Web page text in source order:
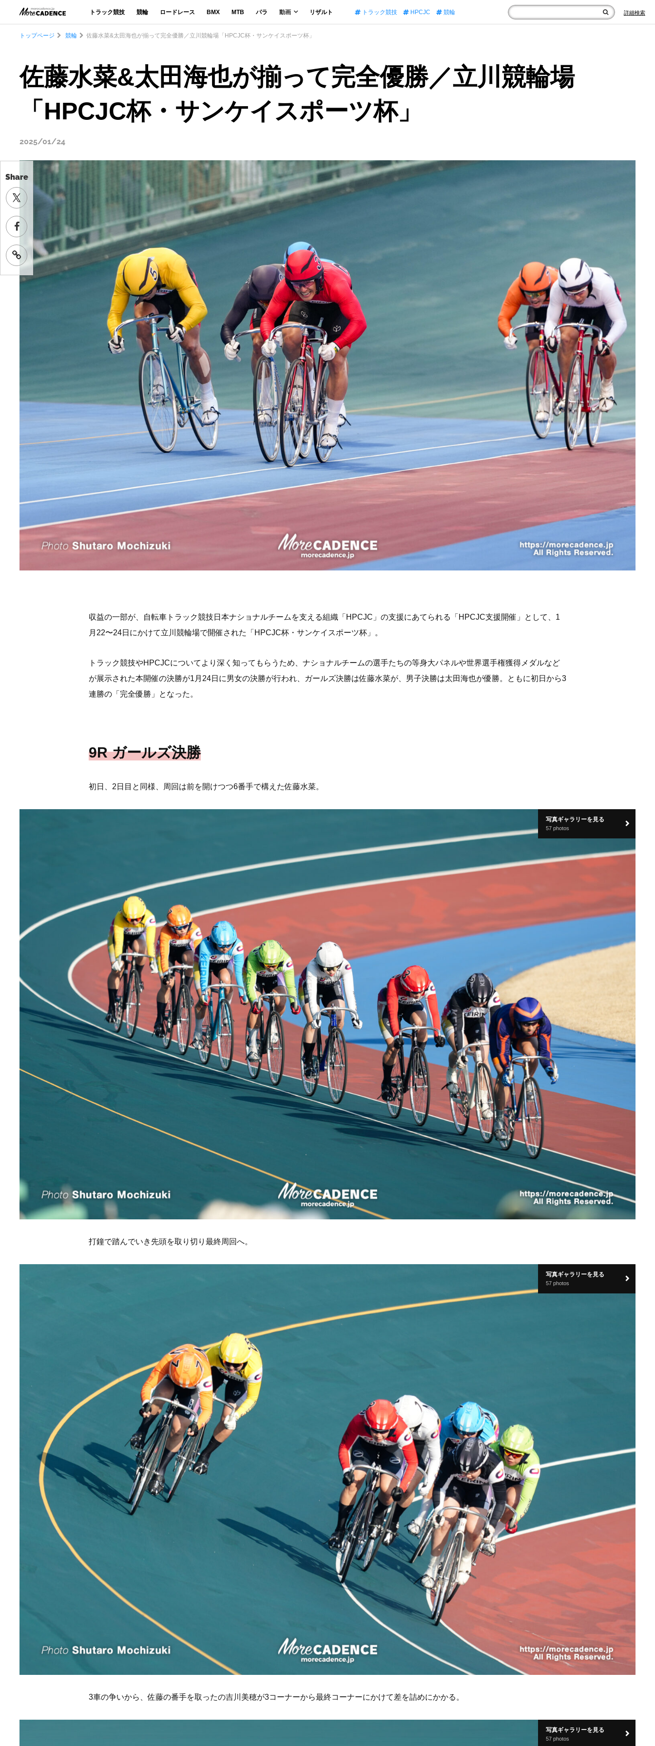
トラック競技 競輪 ロードレース BMX MTB パラ 動画 リザルト トラック競技 HPCJC 競輪 詳細検索
Share
トップページ 競輪 佐藤水菜&太田海也が揃って完全優勝／立川競輪場「HPCJC杯・サンケイスポーツ杯」
佐藤水菜&太田海也が揃って完全優勝／立川競輪場
「HPCJC杯・サンケイスポーツ杯」
2025/01/24
収益の一部が、自転車トラック競技日本ナショナルチームを支える組織「HPCJC」の支援にあてられる「HPCJC支援開催」として、1
月22〜24日にかけて立川競輪場で開催された「HPCJC杯・サンケイスポーツ杯」。
トラック競技やHPCJCについてより深く知ってもらうため、ナショナルチームの選手たちの等身大パネルや世界選手権獲得メダルなど
が展示された本開催の決勝が1月24日に男女の決勝が行われ、ガールズ決勝は佐藤水菜が、男子決勝は太田海也が優勝。ともに初日から3
連勝の「完全優勝」となった。
9R ガールズ決勝
初日、2日目と同様、周回は前を開けつつ6番手で構えた佐藤水菜。
写真ギャラリーを見る
57 photos
打鐘で踏んでいき先頭を取り切り最終周回へ。
写真ギャラリーを見る
57 photos
3車の争いから、佐藤の番手を取ったの吉川美穂が3コーナーから最終コーナーにかけて差を詰めにかかる。
写真ギャラリーを見る
57 photos